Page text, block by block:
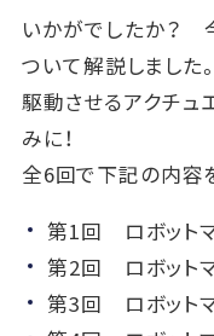
いかがでしたか？
ついて解説しました
駆動させるアクチュ
みに！
全6回で下記の内容
第1回 ロボット
第2回 ロボット
第3回 ロボット